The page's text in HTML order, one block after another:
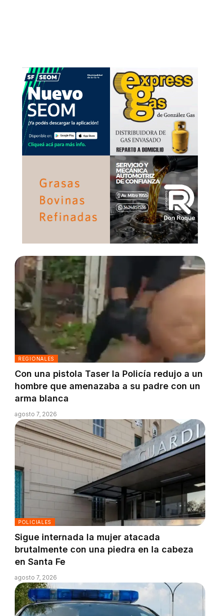
REGIONALES
Con una pistola Taser la Policía redujo a un
hombre que amenazaba a su padre con un
arma blanca
agosto 7, 2026
POLICIALES
Sigue internada la mujer atacada
brutalmente con una piedra en la cabeza
en Santa Fe
agosto 7, 2026